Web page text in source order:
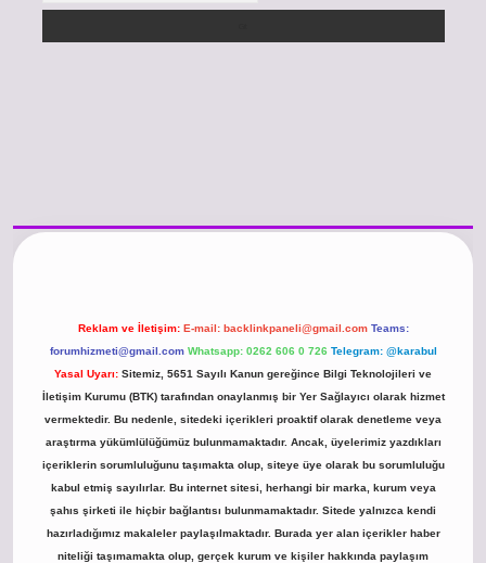
Reklam ve İletişim: E-mail: backlinkpaneli@gmail.com Teams:
forumhizmeti@gmail.com Whatsapp: 0262 606 0 726 Telegram: @karabul
Yasal Uyarı: Sitemiz, 5651 Sayılı Kanun gereğince Bilgi Teknolojileri ve
İletişim Kurumu (BTK) tarafından onaylanmış bir Yer Sağlayıcı olarak hizmet
vermektedir. Bu nedenle, sitedeki içerikleri proaktif olarak denetleme veya
araştırma yükümlülüğümüz bulunmamaktadır. Ancak, üyelerimiz yazdıkları
içeriklerin sorumluluğunu taşımakta olup, siteye üye olarak bu sorumluluğu
kabul etmiş sayılırlar. Bu internet sitesi, herhangi bir marka, kurum veya
şahıs şirketi ile hiçbir bağlantısı bulunmamaktadır. Sitede yalnızca kendi
hazırladığımız makaleler paylaşılmaktadır. Burada yer alan içerikler haber
niteliği taşımamakta olup, gerçek kurum ve kişiler hakkında paylaşım